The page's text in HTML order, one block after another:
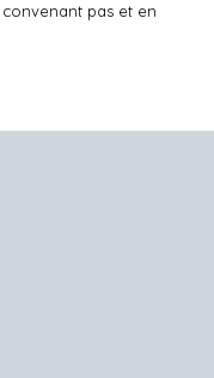
pas et en